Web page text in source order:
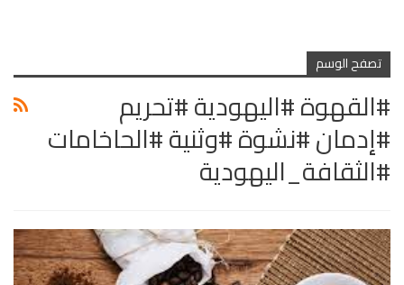
تصفح الوسم
#القهوة #اليهودية #تحريم
#إدمان #نشوة #وثنية #الحاخامات
#الثقافة_اليهودية